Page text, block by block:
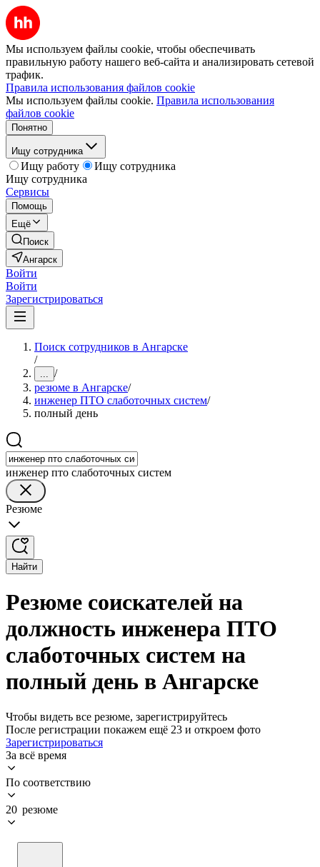
Мы используем файлы cookie, чтобы обеспечивать
правильную работу нашего веб-сайта и анализировать сетевой
трафик.
Правила использования файлов cookie
Мы используем файлы cookie. Правила использования
файлов cookie
Понятно
Ищу сотрудника
Ищу работу
Ищу сотрудника
Ищу сотрудника
Сервисы
Помощь
Ещё
Поиск
Ангарск
Войти
Войти
Зарегистрироваться
Поиск сотрудников в Ангарске
/
... /
резюме в Ангарске/
инженер ПТО слаботочных систем/
полный день
инженер пто слаботочных систем
Резюме
Найти
Резюме соискателей на
должность инженера ПТО
слаботочных систем на
полный день в Ангарске
Чтобы видеть все резюме, зарегистрируйтесь
После регистрации покажем ещё 23 и откроем фото
Зарегистрироваться
За всё время
По соответствию
20 резюме